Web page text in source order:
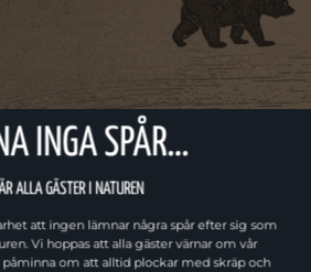
INGA SPÅR…
ALLA GÄSTER I NATUREN
att ingen lämnar några spår efter sig som
Vi hoppas att alla gäster värnar om vår
om att alltid plockar med skräp och